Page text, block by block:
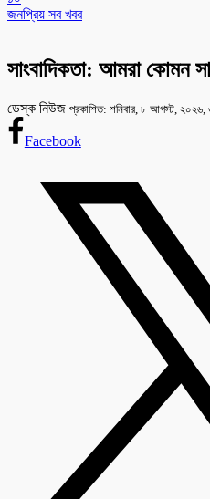
জনপ্রিয় সব খবর
সাংবাদিকতা: আমরা কোমন
ডেস্ক নিউজ প্রকাশিত: শনিবার, ৮ আগস্ট,
Facebook